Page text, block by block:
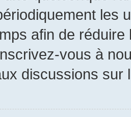
les
afin de
vous à
discussions sur